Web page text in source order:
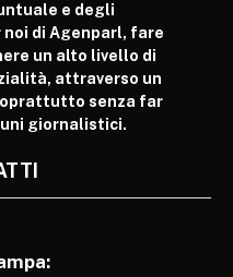
e degli
di Agenparl, fare
un alto livello di
attraverso un
senza far
giornalistici.